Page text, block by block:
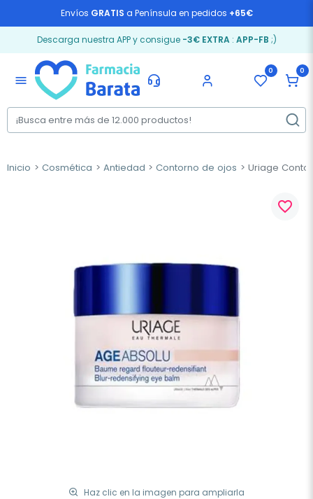
Envíos GRATIS a Península en pedidos +65€
Descarga nuestra APP y consigue -3€ EXTRA: APP-FB ;)
menu
0 0
Inicio Cosmética Antiedad Contorno de ojos Uriage
Haz clic en la imagen para ampliarla
favorite_border